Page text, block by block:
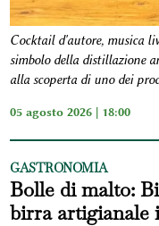
Cocktail d'autore, musica
simbolo della distillazione
alla scoperta di uno dei
05 agosto 2026 | 18:00
GASTRONOMIA
Bolle di malto:
birra artigianale